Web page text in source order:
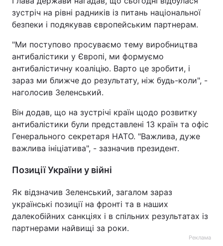
зустріч на рівні радників із питань національної
безпеки і подякував європейським партнерам.
"Ми поступово просуваємо тему виробництва
антибалістики у Європі, ми формуємо
антибалістичну коаліцію. Варто це зробити, і
зараз ми ближче до результату, ніж будь-коли", -
наголосив Зеленський.
Він додав, що на зустрічі країн щодо розвитку
антибалістики були представлені 13 країн та офіс
Генерального секретаря НАТО. "Важлива, дуже
важлива ініціатива", - зазначив президент.
Позиції України у війні
Як відзначив Зеленський, загалом зараз
українські позиції на фронті та в наших
далекобійних санкціях і в спільних результатах із
партнерами найвищі за роки.
Реклама